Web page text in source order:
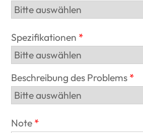
Spezifikationen
Beschreibung des Problems
Note